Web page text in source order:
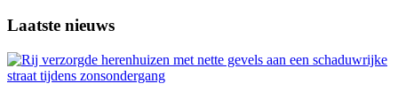
Laatste nieuws